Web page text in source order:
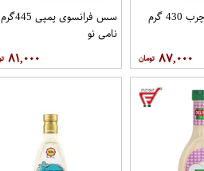
سس مایونز کم چرب 430 گرم
۸۷,۰۰۰
سس فرانسوی پمپی 445گرم
نامی نو
۸۱,۰۰۰